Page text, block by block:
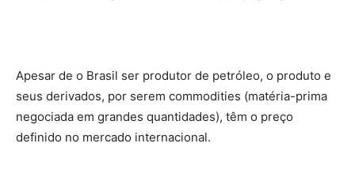
Apesar de o Brasil ser produtor de petróleo, o produto e
seus derivados, por serem commodities (matéria-prima
negociada em grandes quantidades), têm o preço
definido no mercado internacional.